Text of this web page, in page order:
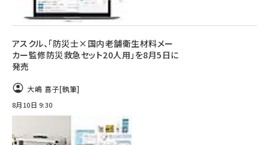
アスクル、「防災士×国内老舗衛生材料メー
カー監修防災救急セット20人用」を8月5日に
発売
大嶋 喜子[執筆]
8月10日 9:30